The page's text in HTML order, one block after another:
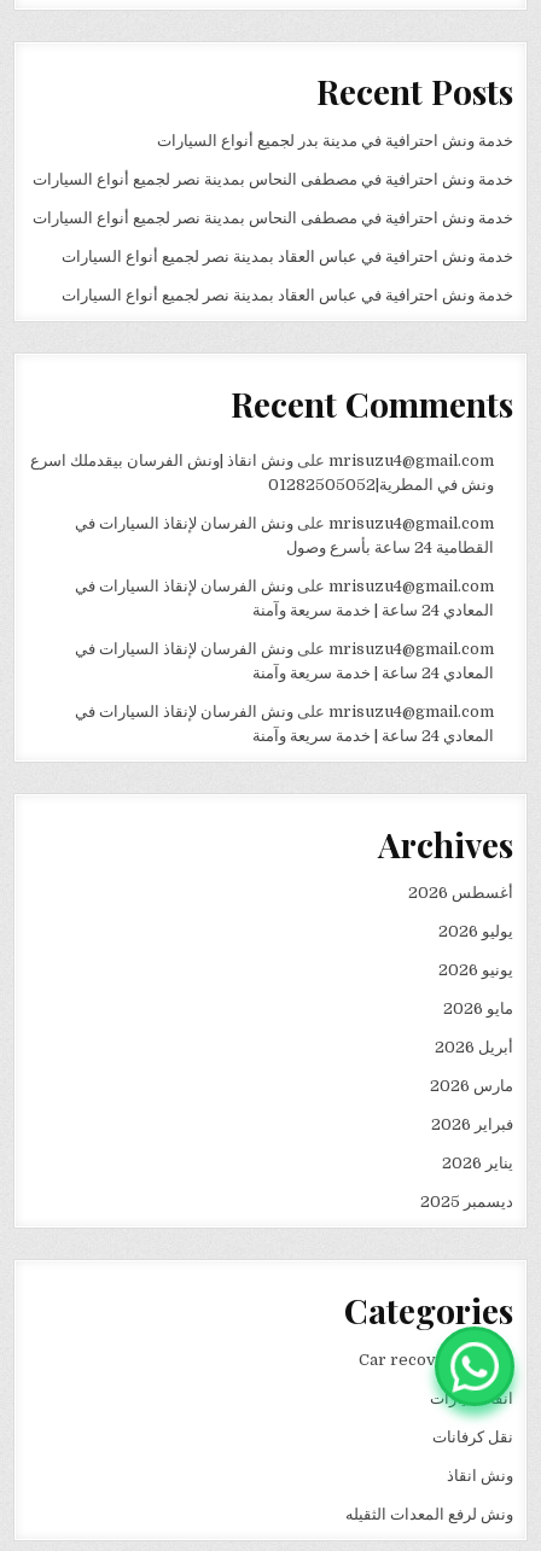
Recent Posts
خدمة ونش احترافية في مدينة بدر لجميع أنواع السيارات
خدمة ونش احترافية في مصطفى النحاس بمدينة نصر لجميع أنواع السيارات
خدمة ونش احترافية في مصطفى النحاس بمدينة نصر لجميع أنواع السيارات
خدمة ونش احترافية في عباس العقاد بمدينة نصر لجميع أنواع السيارات
خدمة ونش احترافية في عباس العقاد بمدينة نصر لجميع أنواع السيارات
Recent Comments
mrisuzu4@gmail.comعلى ونش انقاذ |ونش الفرسان بيقدملك اسرع
ونش في المطرية|01282505052
mrisuzu4@gmail.comعلى ونش الفرسان لإنقاذ السيارات في
القطامية 24 ساعة بأسرع وصول
mrisuzu4@gmail.comعلى ونش الفرسان لإنقاذ السيارات في
المعادي 24 ساعة | خدمة سريعة وآمنة
mrisuzu4@gmail.comعلى ونش الفرسان لإنقاذ السيارات في
المعادي 24 ساعة | خدمة سريعة وآمنة
mrisuzu4@gmail.comعلى ونش الفرسان لإنقاذ السيارات في
المعادي 24 ساعة | خدمة سريعة وآمنة
Archives
أغسطس 2026
يوليو 2026
يونيو 2026
مايو 2026
أبريل 2026
مارس 2026
فبراير 2026
يناير 2026
ديسمبر 2025
Categories
Car recovery winch
انقاذ سيارات
نقل كرفانات
ونش انقاذ
ونش لرفع المعدات الثقيله